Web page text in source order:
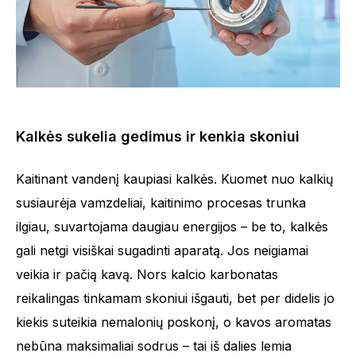
Kalkės sukelia gedimus ir kenkia skoniui
Kaitinant vandenį kaupiasi kalkės. Kuomet nuo kalkių
susiaurėja vamzdeliai, kaitinimo procesas trunka
ilgiau, suvartojama daugiau energijos – be to, kalkės
gali netgi visiškai sugadinti aparatą. Jos neigiamai
veikia ir pačią kavą. Nors kalcio karbonatas
reikalingas tinkamam skoniui išgauti, bet per didelis jo
kiekis suteikia nemalonių poskonį, o kavos aromatas
nebūna maksimaliai sodrus – tai iš dalies lemia